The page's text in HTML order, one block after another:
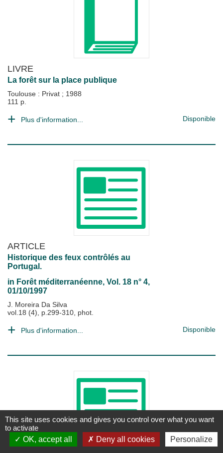
LIVRE
La forêt sur la place publique
Toulouse : Privat ; 1988
111 p.
Plus d'information... Disponible
ARTICLE
Historique des feux contrôlés au
Portugal.
in Forêt méditerranéenne, Vol. 18 n° 4,
01/10/1997
J. Moreira Da Silva
vol.18 (4), p.299-310, phot.
Plus d'information... Disponible
This site uses cookies and gives you control over what you want
to activate
OK, accept all
Deny all cookies Personalize